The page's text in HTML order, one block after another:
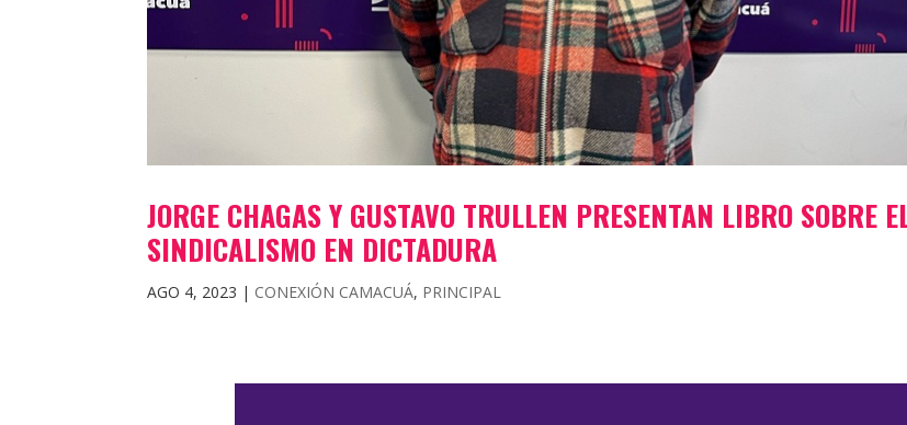
JORGE CHAGAS Y GUSTAVO TRULLEN PRESENTAN LIBRO SOBRE
SINDICALISMO EN DICTADURA
AGO 4, 2023 | CONEXIÓN CAMACUÁ, PRINCIPAL